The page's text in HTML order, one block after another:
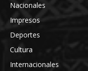
Nacionales
Impresos
Deportes
Cultura
Internacionales